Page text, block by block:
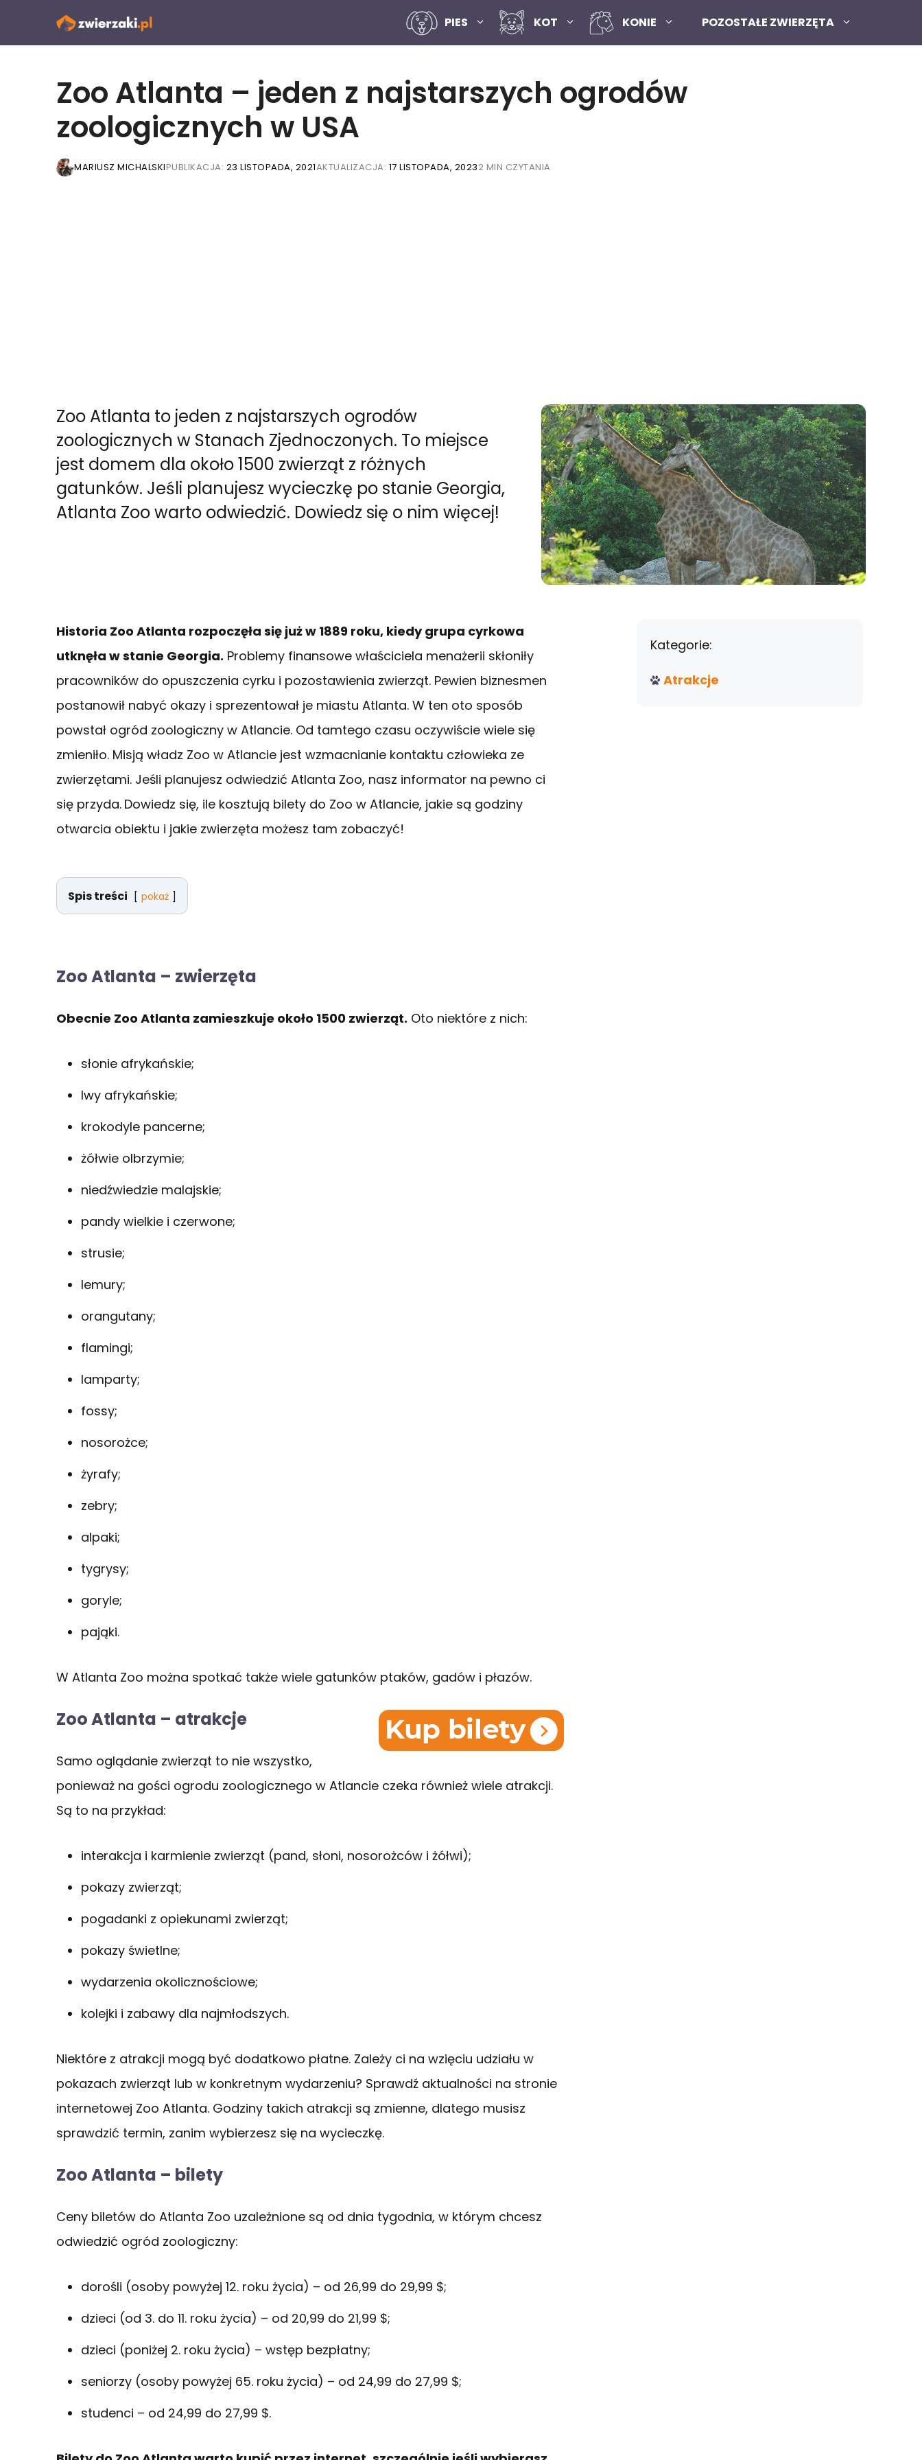
PIES KOT KONIE POZOSTAŁE ZWIERZĘTA
Zoo Atlanta – jeden z najstarszych ogrodów
zoologicznych w USA
MARIUSZ MICHALSKIPUBLIKACJA: 23 LISTOPADA, 2021AKTUALIZACJA: 17 LISTOPADA, 20232 MIN CZYTANIA
Zoo Atlanta to jeden z najstarszych ogrodów
zoologicznych w Stanach Zjednoczonych. To miejsce
jest domem dla około 1500 zwierząt z różnych
gatunków. Jeśli planujesz wycieczkę po stanie Georgia,
Atlanta Zoo warto odwiedzić. Dowiedz się o nim więcej!
Historia Zoo Atlanta rozpoczęła się już w 1889 roku, kiedy grupa cyrkowa
utknęła w stanie Georgia. Problemy finansowe właściciela menażerii skłoniły
pracowników do opuszczenia cyrku i pozostawienia zwierząt. Pewien biznesmen
postanowił nabyć okazy i sprezentował je miastu Atlanta. W ten oto sposób
powstał ogród zoologiczny w Atlancie. Od tamtego czasu oczywiście wiele się
zmieniło. Misją władz Zoo w Atlancie jest wzmacnianie kontaktu człowieka ze
zwierzętami. Jeśli planujesz odwiedzić Atlanta Zoo, nasz informator na pewno ci
się przyda. Dowiedz się, ile kosztują bilety do Zoo w Atlancie, jakie są godziny
otwarcia obiektu i jakie zwierzęta możesz tam zobaczyć!
Spis treści pokaż
Zoo Atlanta – zwierzęta
Obecnie Zoo Atlanta zamieszkuje około 1500 zwierząt. Oto niektóre z nich:
słonie afrykańskie;
lwy afrykańskie;
krokodyle pancerne;
żółwie olbrzymie;
niedźwiedzie malajskie;
pandy wielkie i czerwone;
strusie;
lemury;
orangutany;
flamingi;
lamparty;
fossy;
nosorożce;
żyrafy;
zebry;
alpaki;
tygrysy;
goryle;
pająki.
W Atlanta Zoo można spotkać także wiele gatunków ptaków, gadów i płazów.
Zoo Atlanta – atrakcje
Samo oglądanie zwierząt to nie wszystko,
ponieważ na gości ogrodu zoologicznego w Atlancie czeka również wiele atrakcji.
Są to na przykład:
interakcja i karmienie zwierząt (pand, słoni, nosorożców i żółwi);
pokazy zwierząt;
pogadanki z opiekunami zwierząt;
pokazy świetlne;
wydarzenia okolicznościowe;
kolejki i zabawy dla najmłodszych.
Niektóre z atrakcji mogą być dodatkowo płatne. Zależy ci na wzięciu udziału w
pokazach zwierząt lub w konkretnym wydarzeniu? Sprawdź aktualności na stronie
internetowej Zoo Atlanta. Godziny takich atrakcji są zmienne, dlatego musisz
sprawdzić termin, zanim wybierzesz się na wycieczkę.
Zoo Atlanta – bilety
Ceny biletów do Atlanta Zoo uzależnione są od dnia tygodnia, w którym chcesz
odwiedzić ogród zoologiczny:
dorośli (osoby powyżej 12. roku życia) – od 26,99 do 29,99 $;
dzieci (od 3. do 11. roku życia) – od 20,99 do 21,99 $;
dzieci (poniżej 2. roku życia) – wstęp bezpłatny;
seniorzy (osoby powyżej 65. roku życia) – od 24,99 do 27,99 $;
studenci – od 24,99 do 27,99 $.
Kategorie:
Atrakcje